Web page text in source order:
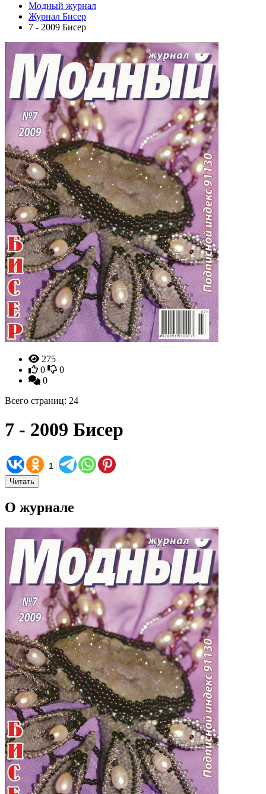
Модный журнал
Журнал Бисер
7 - 2009 Бисер
275
0
0
0
Всего страниц: 24
7 - 2009 Бисер
1
Читать
О журнале